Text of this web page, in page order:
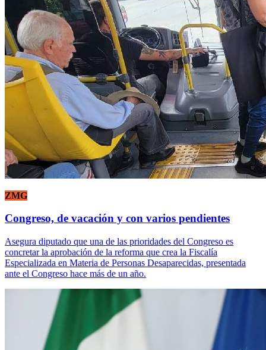
ZMG
Congreso, de vacación y con varios pendientes
Asegura diputado que una de las prioridades del Congreso es
concretar la aprobación de la reforma que crea la Fiscalía
Especializada en Materia de Personas Desaparecidas, presentada
ante el Congreso hace más de un año.